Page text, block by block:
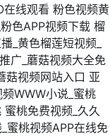
在线观看 粉色视频黄
色APP视频下载 榴
_黄色榴莲短视频_
广_蘑菇视频大全免
菇视频网站入口 亚
WWW小说_蜜桃
蜜桃免费视频_久久
蜜桃视频APP在线免